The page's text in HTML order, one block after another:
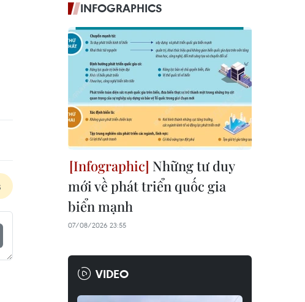
INFOGRAPHICS
Những tư duy
mới về phát triển quốc gia
biển mạnh
07/08/2026 23:55
VIDEO